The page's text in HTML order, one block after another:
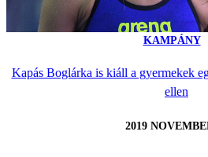
KAMPÁNY
Kapás Boglárka is kiáll a gyermekek
ellen
2019